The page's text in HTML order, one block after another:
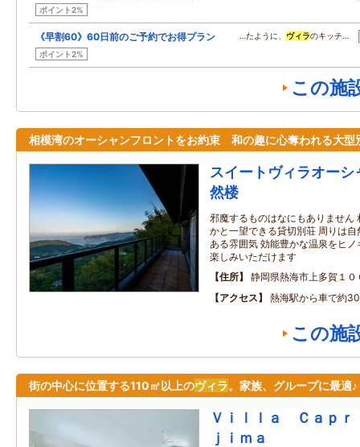
ポイント2%
《早割60》60日前のご予約でお得プラン
ポイント2%
…たように、 ヴィラのキッチ…
この施
相模湾のオーシャンフロントをお約束 和の趣に心奪われる大型
スイートヴィラオー
然楼
邪魔するものはなにもありません
かと一望できる貸切別荘 周りは
ある雰囲気 効能豊かな温泉をヒ
楽しみいただけます
住所
静岡県熱海市上多賀１０
アクセス
熱海駅から車で約
この施
街の中心に位置する110㎡以上のヴィラ。家族、グループに最適♪
Ｖｉｌｌａ Ｃａｐ
ｊｉｍａ